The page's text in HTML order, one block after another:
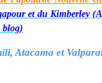
et du Kimberley
blog)
Atacama et